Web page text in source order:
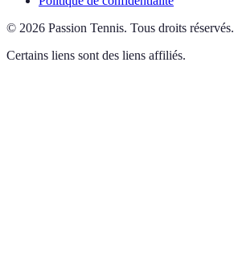
© 2026 Passion Tennis. Tous droits réservés.
Certains liens sont des liens affiliés.